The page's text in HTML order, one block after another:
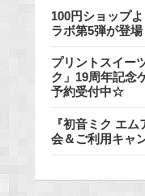
100円ショップ
ラボ第5弾が登
プリントスイー
ク」19周年記念
予約受付中☆
『初音ミク エ
会＆ご利用キャ